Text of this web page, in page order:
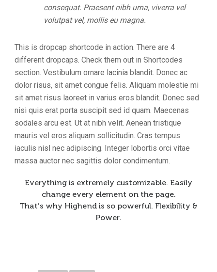
consequat. Praesent nibh urna, viverra vel
volutpat vel, mollis eu magna.
This is dropcap shortcode in action. There are 4
different dropcaps. Check them out in Shortcodes
section. Vestibulum ornare lacinia blandit. Donec ac
dolor risus, sit amet congue felis. Aliquam molestie mi
sit amet risus laoreet in varius eros blandit. Donec sed
nisi quis erat porta suscipit sed id quam. Maecenas
sodales arcu est. Ut at nibh velit. Aenean tristique
mauris vel eros aliquam sollicitudin. Cras tempus
iaculis nisl nec adipiscing. Integer lobortis orci vitae
massa auctor nec sagittis dolor condimentum.
Everything is extremely customizable. Easily
change every element on the page.
That’s why Highend is so powerful. Flexibility &
Power.